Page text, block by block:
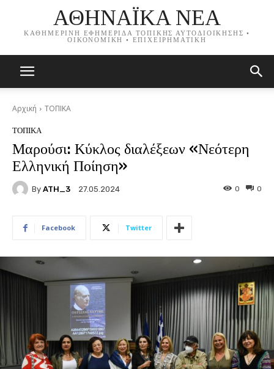
ΑΘΗΝΑΪΚΑ ΝΕΑ
ΚΑΘΗΜΕΡΙΝΗ ΕΦΗΜΕΡΙΔΑ ΤΟΠΙΚΗΣ ΑΥΤΟΔΙΟΙΚΗΣΗΣ •
ΟΙΚΟΝΟΜΙΚΗ • ΕΠΙΧΕΙΡΗΜΑΤΙΚΗ
Αρχική ΤΟΠΙΚΑ
ΤΟΠΙΚΑ
Μαρούσι: Κύκλος διαλέξεων «Νεότερη
Ελληνική Ποίηση»
By ATH_3 27.05.2024 0
0
Facebook Twitter